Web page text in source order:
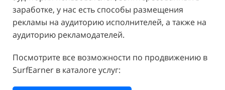
заработке, у нас есть способы размещения
рекламы на аудиторию исполнителей, а также на
аудиторию рекламодателей.
Посмотрите все возможности по продвижению в
SurfEarner в каталоге услуг: